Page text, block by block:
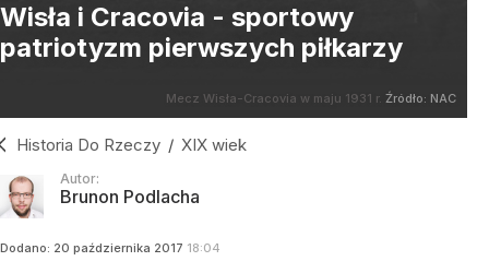
Wisła i Cracovia - sportowy
patriotyzm pierwszych piłkarzy
Mecz Wisła-Cracovia w maju 1931 r. Źródło: NAC
Historia Do Rzeczy / XIX wiek
Autor:
Brunon Podlacha
Dodano: 20 października 2017 18:04